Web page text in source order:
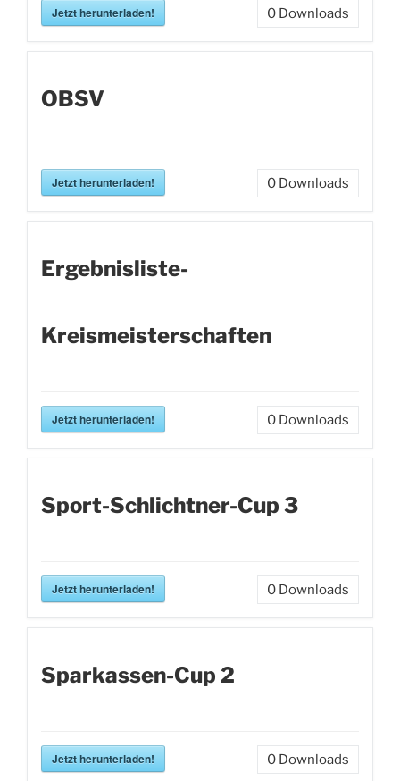
Jetzt herunterladen! 0 Downloads
OBSV
Jetzt herunterladen! 0 Downloads
Ergebnisliste-
Kreismeisterschaften
Jetzt herunterladen! 0 Downloads
Sport-Schlichtner-Cup 3
Jetzt herunterladen! 0 Downloads
Sparkassen-Cup 2
Jetzt herunterladen! 0 Downloads